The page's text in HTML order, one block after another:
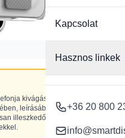
Kapcsolat
Hasznos linkek
+36 20 800
kivágásaival, NE
leírásában szereplő
illeszkedő